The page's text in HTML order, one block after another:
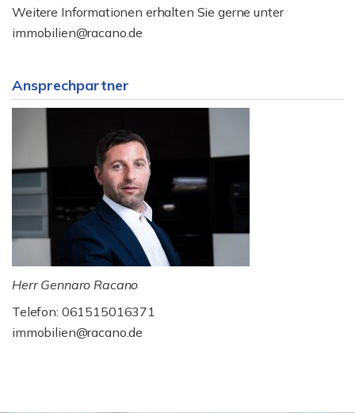
Weitere Informationen erhalten Sie gerne unter
immobilien@racano.de
Ansprechpartner
Herr Gennaro Racano
Telefon: 061515016371
immobilien@racano.de